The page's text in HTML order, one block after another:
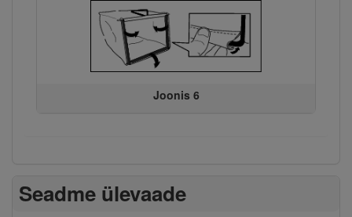
Joonis 6
Seadme ülevaade